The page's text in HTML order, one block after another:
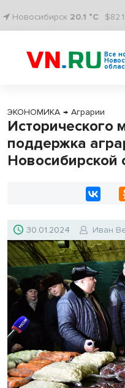
Новосибирск 20.1 °C
Все
ЭКОНОМИКА → Аграрии
Исторического
поддержка
Новосибирской
30.01.2024 Иван